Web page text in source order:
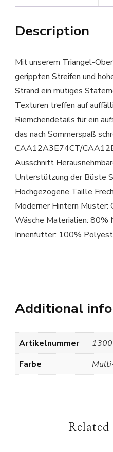
Description
Mit unserem Triangel-
gerippten Streifen und
Strand ein mutiges
Texturen treffen auf
Riemchendetails für ein
das nach Sommerspaß
CAA12A3E74CT/
Ausschnitt
Unterstützung der Büste
Hochgezogene Taille
Moderner Hintern
Wäsche Materialien: 80%
Innenfutter: 100%
Additional
Artikelnummer
Farbe